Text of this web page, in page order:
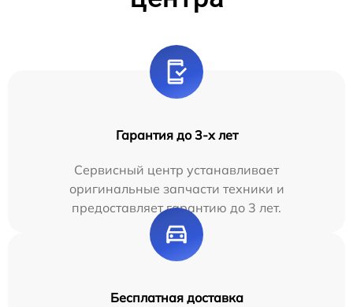
Гарантия до 3-х лет
Сервисный центр устанавливает
оригинальные запчасти техники и
предоставляет гарантию до 3 лет.
Бесплатная доставка